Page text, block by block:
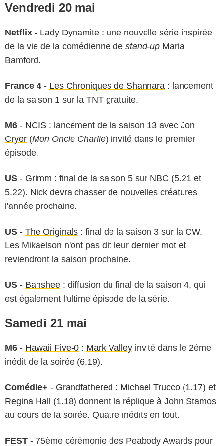
Vendredi 20 mai
Netflix - Lady Dynamite : une nouvelle série inspirée
de la vie de la comédienne de stand-up Maria
Bamford.
France 4 - Les Chroniques de Shannara : lancement
de la saison 1 sur la TNT gratuite.
M6 - NCIS : lancement de la saison 13 avec Jon
Cryer (Mon Oncle Charlie) invité dans le premier
épisode.
US - Grimm : final de la saison 5 sur NBC (5.21 et
5.22). Nick devra chasser de nouvelles créatures
l'année prochaine.
US - The Originals : final de la saison 3 sur la CW.
Les Mikaelson n'ont pas dit leur dernier mot et
reviendront la saison prochaine.
US - Banshee : diffusion du final de la saison 4, qui
est également l'ultime épisode de la série.
Samedi 21 mai
M6 - Hawaii Five-0 : Mark Valley invité dans le 2ème
inédit de la soirée (6.19).
Comédie+ - Grandfathered : Michael Trucco (1.17) et
Regina Hall (1.18) donnent la réplique à John Stamos
au cours de la soirée. Quatre inédits en tout.
FEST - 75ème cérémonie des Peabody Awards pour